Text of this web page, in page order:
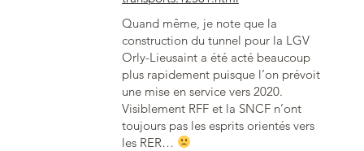
Quand même, je note que la
construction du tunnel pour la LGV
Orly-Lieusaint a été acté beaucoup
plus rapidement puisque l’on prévoit
une mise en service vers 2020.
Visiblement RFF et la SNCF n’ont
toujours pas les esprits orientés vers
les RER…